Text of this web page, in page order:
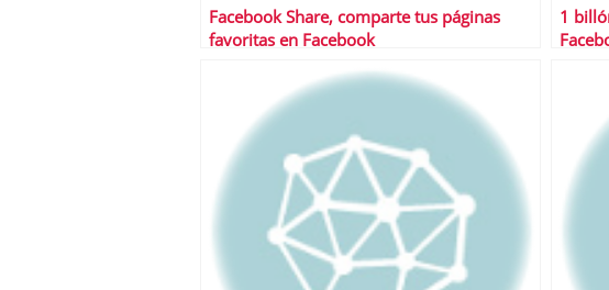
Facebook Share, comparte tus páginas
favoritas en Facebook
1